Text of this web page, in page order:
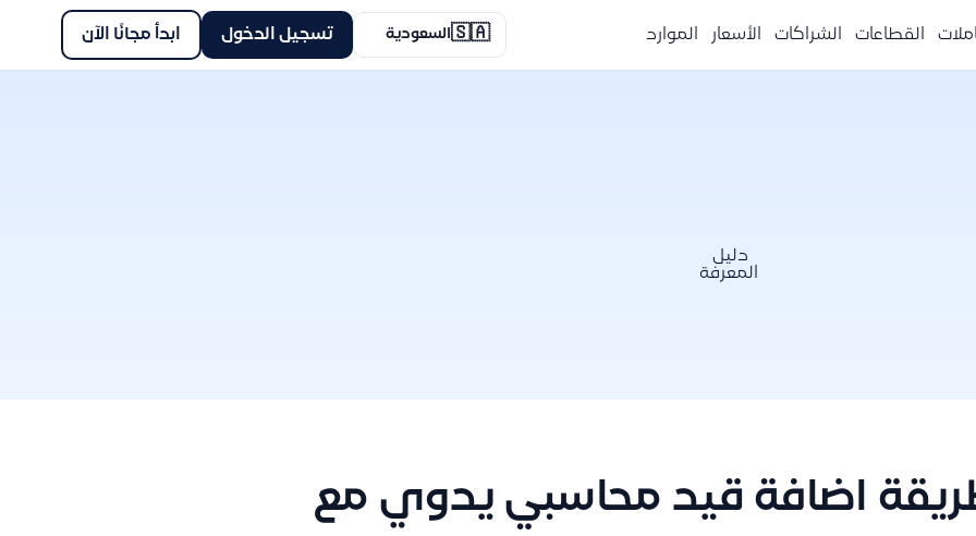
القطاعات الشراكات الأسعار الموارد 🇸🇦السعودية تسجيل الدخول ابدأ مجانًا الآن
دليل
المعرفة
اضافة قيد محاسبي يدوي مع